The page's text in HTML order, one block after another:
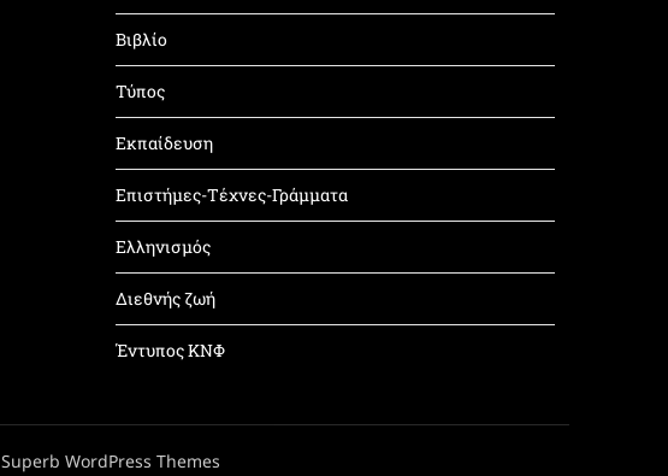
Βιβλίο
Τύπος
Εκπαίδευση
Επιστήμες-Τέχνες-Γράμματα
Ελληνισμός
Διεθνής ζωή
Έντυπος ΚΝΦ
Superb WordPress Themes